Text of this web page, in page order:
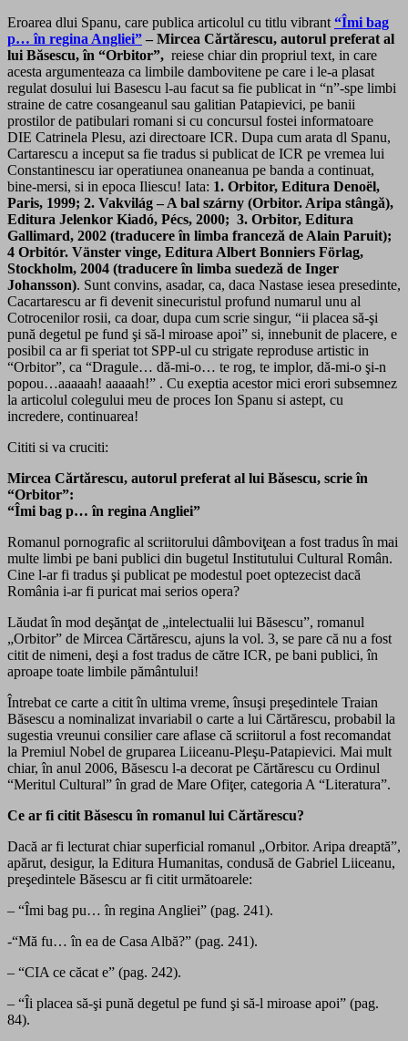
Eroarea dlui Spanu, care publica articolul cu titlu vibrant “Îmi bag
p… în regina Angliei” – Mircea Cărtărescu, autorul preferat al
lui Băsescu, în “Orbitor”, reiese chiar din propriul text, in care
acesta argumenteaza ca limbile dambovitene pe care i le-a plasat
regulat dosului lui Basescu l-au facut sa fie publicat in “n”-spe limbi
straine de catre cosangeanul sau galitian Patapievici, pe banii
prostilor de patibulari romani si cu concursul fostei informatoare
DIE Catrinela Plesu, azi directoare ICR. Dupa cum arata dl Spanu,
Cartarescu a inceput sa fie tradus si publicat de ICR pe vremea lui
Constantinescu iar operatiunea onaneanua pe banda a continuat,
bine-mersi, si in epoca Iliescu! Iata: 1. Orbitor, Editura Denoël,
Paris, 1999; 2. Vakvilág – A bal szárny (Orbitor. Aripa stângă),
Editura Jelenkor Kiadó, Pécs, 2000; 3. Orbitor, Editura
Gallimard, 2002 (traducere în limba franceză de Alain Paruit);
4 Orbitór. Vänster vinge, Editura Albert Bonniers Förlag,
Stockholm, 2004 (traducere în limba suedeză de Inger
Johansson). Sunt convins, asadar, ca, daca Nastase iesea presedinte,
Cacartarescu ar fi devenit sinecuristul profund numarul unu al
Cotrocenilor rosii, ca doar, dupa cum scrie singur, “ii placea să-şi
pună degetul pe fund şi să-l miroase apoi” si, innebunit de placere, e
posibil ca ar fi speriat tot SPP-ul cu strigate reproduse artistic in
“Orbitor”, ca “Dragule… dă-mi-o… te rog, te implor, dă-mi-o şi-n
popou…aaaaah! aaaaah!” . Cu exeptia acestor mici erori subsemnez
la articolul colegului meu de proces Ion Spanu si astept, cu
incredere, continuarea!
Cititi si va cruciti:
Mircea Cărtărescu, autorul preferat al lui Băsescu, scrie în
“Orbitor”:
“Îmi bag p… în regina Angliei”
Romanul pornografic al scriitorului dâmboviţean a fost tradus în mai
multe limbi pe bani publici din bugetul Institutului Cultural Român.
Cine l-ar fi tradus şi publicat pe modestul poet optezecist dacă
România i-ar fi puricat mai serios opera?
Lăudat în mod deşănţat de „intelectualii lui Băsescu”, romanul
„Orbitor” de Mircea Cărtărescu, ajuns la vol. 3, se pare că nu a fost
citit de nimeni, deşi a fost tradus de către ICR, pe bani publici, în
aproape toate limbile pământului!
Întrebat ce carte a citit în ultima vreme, însuşi preşedintele Traian
Băsescu a nominalizat invariabil o carte a lui Cărtărescu, probabil la
sugestia vreunui consilier care aflase că scriitorul a fost recomandat
la Premiul Nobel de gruparea Liiceanu-Pleşu-Patapievici. Mai mult
chiar, în anul 2006, Băsescu l-a decorat pe Cărtărescu cu Ordinul
“Meritul Cultural” în grad de Mare Ofiţer, categoria A “Literatura”.
Ce ar fi citit Băsescu în romanul lui Cărtărescu?
Dacă ar fi lecturat chiar superficial romanul „Orbitor. Aripa dreaptă”,
apărut, desigur, la Editura Humanitas, condusă de Gabriel Liiceanu,
preşedintele Băsescu ar fi citit următoarele:
– “Îmi bag pu… în regina Angliei” (pag. 241).
-“Mă fu… în ea de Casa Albă?” (pag. 241).
– “CIA ce căcat e” (pag. 242).
– “Îi placea să-şi pună degetul pe fund şi să-l miroase apoi” (pag.
84).